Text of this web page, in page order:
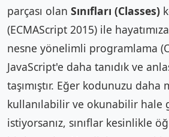
parçası olan Sınıfları (Classes)
(ECMAScript 2015) ile
nesne yönelimli programlama
JavaScript'e daha tanıdık ve
taşımıştır. Eğer kodunuzu
kullanılabilir ve okunabilir hale
istiyorsanız, sınıflar kesinlikle